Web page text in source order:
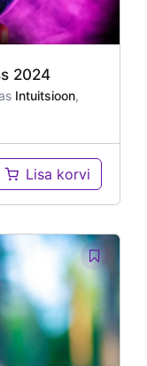
2024
Intuitsioon,
Lisa korvi